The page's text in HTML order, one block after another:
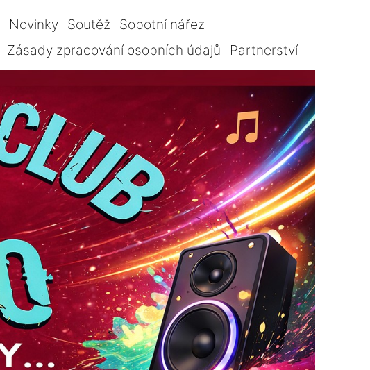
Novinky Soutěž
Sobotní nářez
Zásady zpracování osobních údajů Partnerství